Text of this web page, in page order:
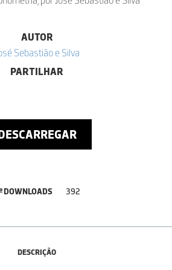
AUTOR
Sebastião e Silva
PARTILHAR
DOWNLOADS 392
DESCRIÇÃO